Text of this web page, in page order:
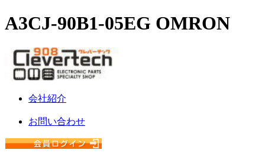
A3CJ-90B1-05EG OMRON
会社紹介
お問い合わせ